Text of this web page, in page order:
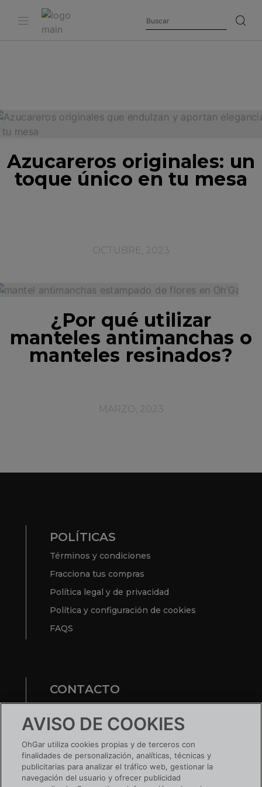
Azucareros originales: un
toque único en tu mesa
OCTUBRE, 2023
¿Por qué utilizar
manteles antimanchas o
manteles resinados?
MARZO, 2023
POLÍTICAS
Términos y condiciones
Fracciona tus compras
Política legal y de privacidad
Política y configuración de cookies
FAQS
CONTACTO
Nuestras tiendas
¿TIENES UNA EMPRESA?
Conoce tus ventajas
AVISO DE COOKIES
OhGar utiliza cookies propias y de terceros con
finalidades de personalización, analíticas, técnicas y
publicitarias para analizar el tráfico web, gestionar la
navegación del usuario y ofrecer publicidad